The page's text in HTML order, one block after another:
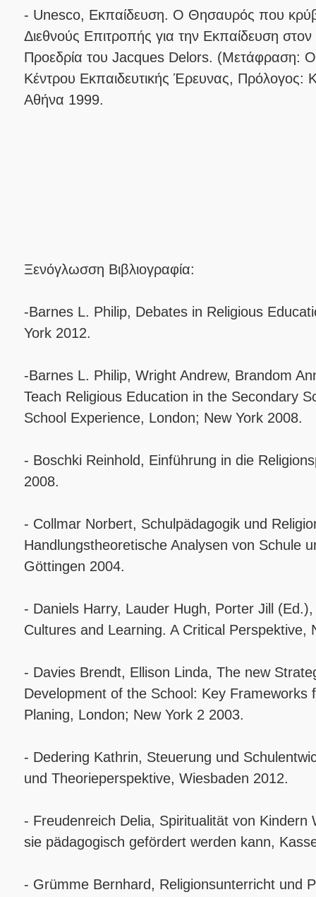
- Unesco, Εκπαίδευση. Ο Θησαυρός που
Διεθνούς Επιτροπής για την Εκπαίδευση
Προεδρία του Jacques Delors. (Μετάφραση:
Κέντρου Εκπαιδευτικής Έρευνας,
Αθήνα 1999.
Ξενόγλωσση Βιβλιογραφία:
-Barnes L. Philip, Debates in Religious
York 2012.
-Barnes L. Philip, Wright Andrew, Brandom
Teach Religious Education in the Secondary
School Experience, London; New York 2008.
- Boschki Reinhold, Einführung in die
2008.
- Collmar Norbert, Schulpädagogik und
Handlungstheoretische Analysen von Schule
Göttingen 2004.
- Daniels Harry, Lauder Hugh, Porter Jill
Cultures and Learning. A Critical Perspektive,
- Davies Brendt, Ellison Linda, The new
Development of the School: Key Frameworks
Planing, London; New York 2 2003.
- Dedering Kathrin, Steuerung und
und Theorieperspektive, Wiesbaden 2012.
- Freudenreich Delia, Spiritualität von Kindern
sie pädagogisch gefördert werden kann,
- Grümme Bernhard, Religionsunterricht und